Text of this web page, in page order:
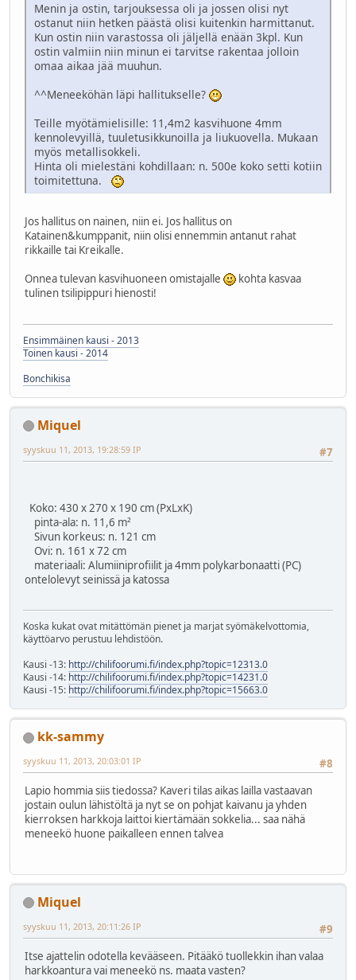
Menin ja ostin, tarjouksessa oli ja jossen olisi nyt
ostanut niin hetken päästä olisi kuitenkin harmittanut.
Kun ostin niin varastossa oli jäljellä enään 3kpl. Kun
ostin valmiin niin minun ei tarvitse rakentaa jolloin
omaa aikaa jää muuhun.
^^Meneeköhän läpi hallitukselle?
Teille myötämielisille: 11,4m2 kasvihuone 4mm
kennolevyillä, tuuletusikkunoilla ja liukuovella. Mukaan
myös metallisokkeli.
Hinta oli mielestäni kohdillaan: n. 500e koko setti kotiin
toimitettuna.
Jos hallitus on nainen, niin ei. Jos hallitus on
Katainen&kumppanit, niin olisi ennemmin antanut rahat
rikkaille tai Kreikalle.
Onnea tulevan kasvihuoneen omistajalle
kohta kasvaa
tulinen tsilipippuri hienosti!
Ensimmäinen kausi - 2013
Toinen kausi - 2014
Bonchikisa
Miquel
#7
syyskuu 11, 2013, 19:28:59 IP
Koko: 430 x 270 x 190 cm (PxLxK)
pinta-ala: n. 11,6 m²
Sivun korkeus: n. 121 cm
Ovi: n. 161 x 72 cm
materiaali: Alumiiniprofiilit ja 4mm polykarbonaatti (PC)
ontelolevyt seinissä ja katossa
Koska kukat ovat mitättömän pienet ja marjat syömäkelvottomia,
käyttöarvo perustuu lehdistöön.
Kausi -13: http://chilifoorumi.fi/index.php?topic=12313.0
Kausi -14: http://chilifoorumi.fi/index.php?topic=14231.0
Kausi -15: http://chilifoorumi.fi/index.php?topic=15663.0
kk-sammy
#8
syyskuu 11, 2013, 20:03:01 IP
Lapio hommia siis tiedossa? Kaveri tilas aikas lailla vastaavan
jostain oulun lähistöltä ja nyt se on pohjat kaivanu ja yhden
kierroksen harkkoja laittoi kiertämään sokkelia... saa nähä
meneekö huone paikalleen ennen talvea
Miquel
#9
syyskuu 11, 2013, 20:11:26 IP
Itse ajattelin odotella kevääseen. Pitääkö tuollekkin ihan valaa
harkkoantura vai meneekö ns. maata vasten?